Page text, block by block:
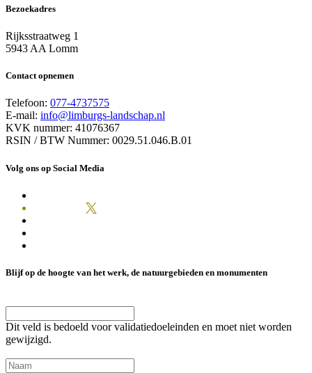
Bezoekadres
Rijksstraatweg 1
5943 AA Lomm
Contact opnemen
Telefoon: 077-4737575
E-mail: info@limburgs-landschap.nl
KVK nummer: 41076367
RSIN / BTW Nummer: 0029.51.046.B.01
Volg ons op Social Media
Blijf op de hoogte van het werk, de natuurgebieden en monumenten
Dit veld is bedoeld voor validatiedoeleinden en moet niet worden
gewijzigd.